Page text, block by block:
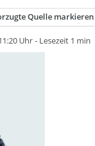
Quelle markieren
Uhr - Lesezeit 1 min